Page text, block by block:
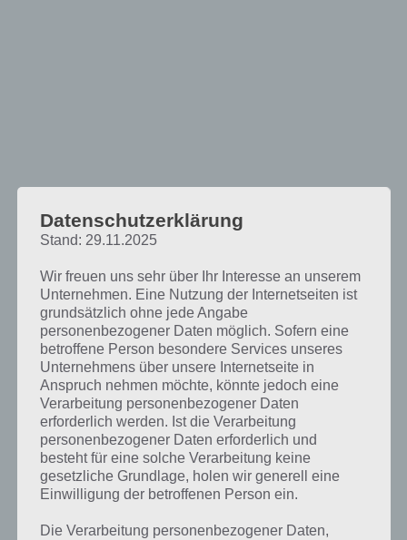
Last Day On Earth: So kommt man an
Stahlbarren
Stahlbarren werden in höheren Levels von Last Day On Earth immer
öfter benötigt. So unter anderem für Waffen, denStromgenerator
und viele weitere Gegenstände. Geht man jedoch in entsprechende
Datenschutzerklärung
Stand: 29.11.2025
Wir freuen uns sehr über Ihr Interesse an unserem
Unternehmen. Eine Nutzung der Internetseiten ist
grundsätzlich ohne jede Angabe
personenbezogener Daten möglich. Sofern eine
betroffene Person besondere Services unseres
Unternehmens über unsere Internetseite in
Anspruch nehmen möchte, könnte jedoch eine
Verarbeitung personenbezogener Daten
erforderlich werden. Ist die Verarbeitung
personenbezogener Daten erforderlich und
besteht für eine solche Verarbeitung keine
gesetzliche Grundlage, holen wir generell eine
Einwilligung der betroffenen Person ein.
Die Verarbeitung personenbezogener Daten,